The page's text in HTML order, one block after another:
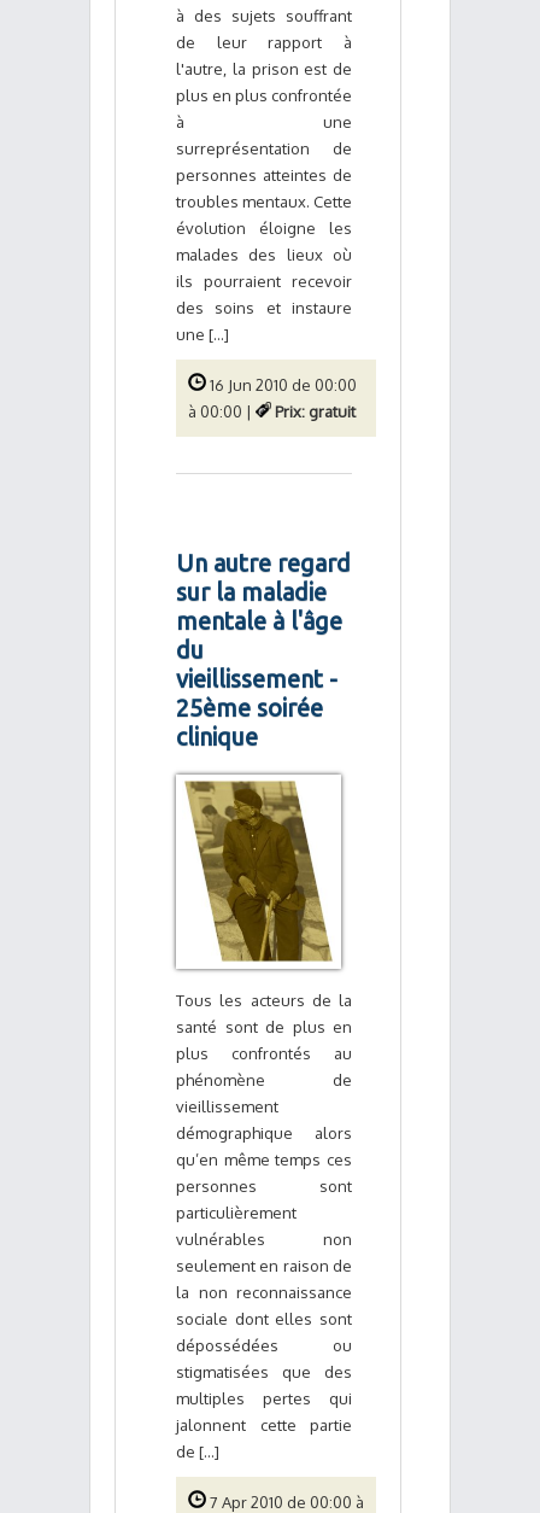
à des sujets souffrant
de leur rapport à
l'autre, la prison est de
plus en plus confrontée
à une
surreprésentation de
personnes atteintes de
troubles mentaux. Cette
évolution éloigne les
malades des lieux où
ils pourraient recevoir
des soins et instaure
une [...]
16 Jun 2010 de 00:00
à 00:00 |
Prix: gratuit
Un autre regard
sur la maladie
mentale à l'âge
du
vieillissement -
25ème soirée
clinique
Tous les acteurs de la
santé sont de plus en
plus confrontés au
phénomène de
vieillissement
démographique alors
qu’en même temps ces
personnes sont
particulièrement
vulnérables non
seulement en raison de
la non reconnaissance
sociale dont elles sont
dépossédées ou
stigmatisées que des
multiples pertes qui
jalonnent cette partie
de [...]
7 Apr 2010 de 00:00 à